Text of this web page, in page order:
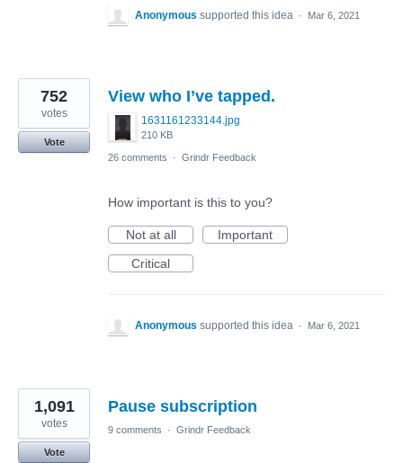
Anonymous supported this idea · Mar 6, 2021
View who I’ve tapped.
1631161233144.jpg
210 KB
752
votes
Vote
26 comments
· Grindr Feedback
How important is this to you?
Not at all
Important
Critical
Anonymous supported this idea · Mar 6, 2021
Pause subscription
1,091
votes
Vote
9 comments · Grindr Feedback